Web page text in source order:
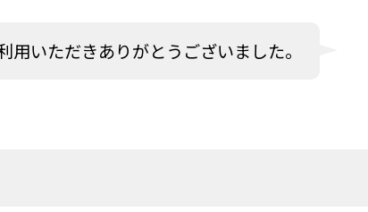
用いただきありがとうございました。